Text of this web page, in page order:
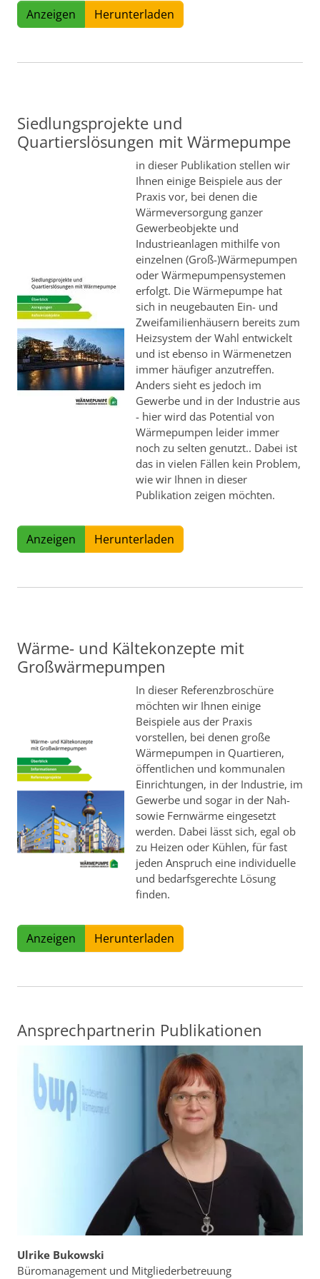
Anzeigen Herunterladen
Siedlungsprojekte und
Quartierslösungen mit Wärmepumpe
in dieser Publikation stellen wir
Ihnen einige Beispiele aus der
Praxis vor, bei denen die
Wärmeversorgung ganzer
Gewerbeobjekte und
Industrieanlagen mithilfe von
einzelnen (Groß-)Wärmepumpen
oder Wärmepumpensystemen
erfolgt. Die Wärmepumpe hat
sich in neugebauten Ein- und
Zweifamilienhäusern bereits zum
Heizsystem der Wahl entwickelt
und ist ebenso in Wärmenetzen
immer häufiger anzutreffen.
Anders sieht es jedoch im
Gewerbe und in der Industrie aus
- hier wird das Potential von
Wärmepumpen leider immer
noch zu selten genutzt.. Dabei ist
das in vielen Fällen kein Problem,
wie wir Ihnen in dieser
Publikation zeigen möchten.
Anzeigen Herunterladen
Wärme- und Kältekonzepte mit
Großwärmepumpen
In dieser Referenzbroschüre
möchten wir Ihnen einige
Beispiele aus der Praxis
vorstellen, bei denen große
Wärmepumpen in Quartieren,
öffentlichen und kommunalen
Einrichtungen, in der Industrie, im
Gewerbe und sogar in der Nah-
sowie Fernwärme eingesetzt
werden. Dabei lässt sich, egal ob
zu Heizen oder Kühlen, für fast
jeden Anspruch eine individuelle
und bedarfsgerechte Lösung
finden.
Anzeigen Herunterladen
Ansprechpartnerin Publikationen
Ulrike Bukowski
Büromanagement und Mitgliederbetreuung